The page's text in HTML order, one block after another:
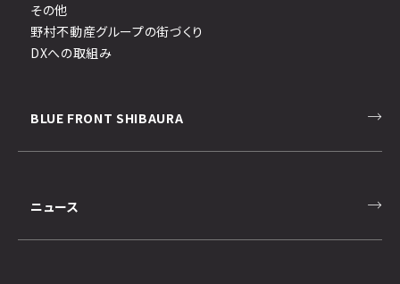
その他
野村不動産グループの街づくり
DXへの取組み
BLUE FRONT SHIBAURA
ニュース